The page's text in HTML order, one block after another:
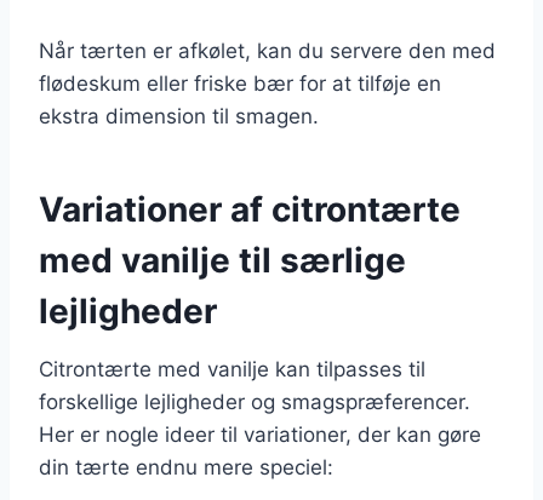
Når tærten er afkølet, kan du servere den med
flødeskum eller friske bær for at tilføje en
ekstra dimension til smagen.
Variationer af citrontærte
med vanilje til særlige
lejligheder
Citrontærte med vanilje kan tilpasses til
forskellige lejligheder og smagspræferencer.
Her er nogle ideer til variationer, der kan gøre
din tærte endnu mere speciel: